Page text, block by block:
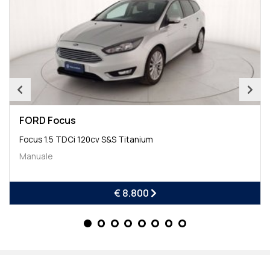
FORD Focus
Focus 1.5 TDCi 120cv S&S Titanium
Manuale
€ 8.800